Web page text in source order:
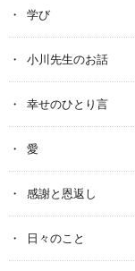
学び
小川先生のお話
幸せのひとり言
愛
感謝と恩返し
日々のこと